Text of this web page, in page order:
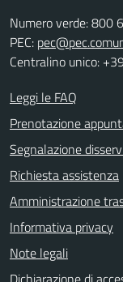
Numero verde: 800
PEC:
Centralino unico:
Leggi le FAQ
Prenotazione
Segnalazione
Richiesta assistenza
Amministrazione
Informativa privacy
Note legali